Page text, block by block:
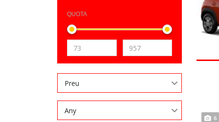
QUOTA
Preu
Any
6